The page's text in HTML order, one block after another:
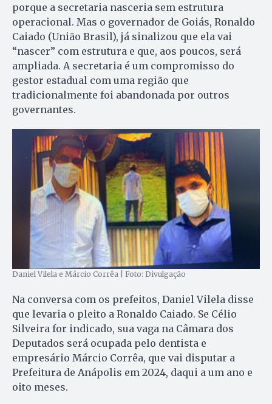
porque a secretaria nasceria sem estrutura
operacional. Mas o governador de Goiás, Ronaldo
Caiado (União Brasil), já sinalizou que ela vai
“nascer” com estrutura e que, aos poucos, será
ampliada. A secretaria é um compromisso do
gestor estadual com uma região que
tradicionalmente foi abandonada por outros
governantes.
Daniel Vilela e Márcio Corrêa | Foto: Divulgação
Na conversa com os prefeitos, Daniel Vilela disse
que levaria o pleito a Ronaldo Caiado. Se Célio
Silveira for indicado, sua vaga na Câmara dos
Deputados será ocupada pelo dentista e
empresário Márcio Corrêa, que vai disputar a
Prefeitura de Anápolis em 2024, daqui a um ano e
oito meses.